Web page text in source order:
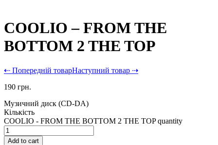
COOLIO – FROM THE
BOTTOM 2 THE TOP
⇠ Попередній товарНаступний товар ⇢
190 грн.
Музичний диск (CD-DA)
Кількість
COOLIO - FROM THE BOTTOM 2 THE TOP quantity
Add to cart